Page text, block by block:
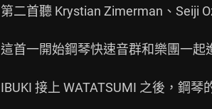
第二首聽 Krystian Zimerman、Seiji
這首一開始鋼琴快速音群和樂團一起
IBUKI 接上 WATATSUMI 之後，鋼